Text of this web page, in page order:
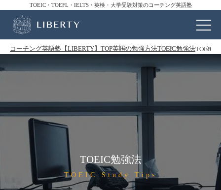
TOEIC・TOEFL・IELTS・英検・大学受験対策のコーチング英語塾
コーチング英語塾【LIBERTY】TOP英語の勉強方法TOEIC勉強法TOEIC
TOEIC勉強法
TOEIC Study Tips